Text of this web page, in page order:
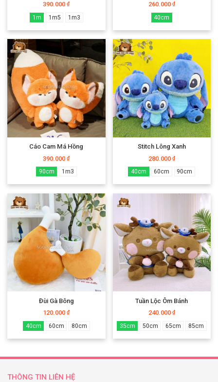
390.000₫
1m 1m5 1m3
260.000 ₫
40cm
Cáo Cam Má Hồng
390.000₫
90cm 1m3
Stitch Lông Xanh
280.000 ₫
40cm 60cm 90cm
Đùi Gà Bông
120.000₫
40cm 60cm 80cm
Tuần Lộc Ôm Bánh
240.000 ₫
35cm 50cm 65cm 85cm
THÔNG TIN LIÊN HỆ